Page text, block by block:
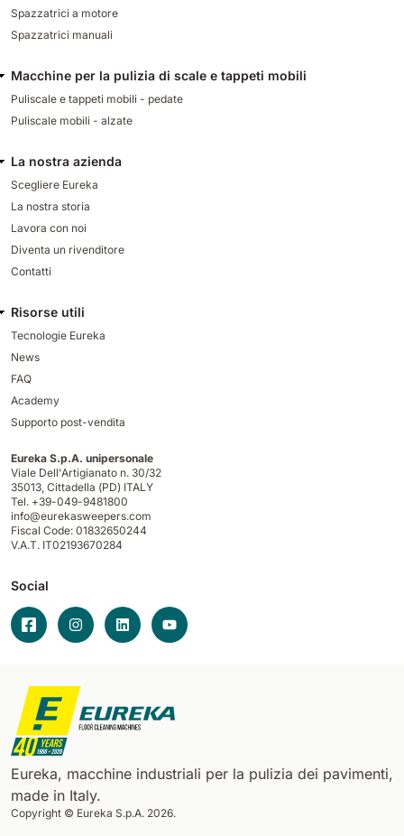
Spazzatrici a motore
Spazzatrici manuali
Macchine per la pulizia di scale e tappeti mobili
Puliscale e tappeti mobili - pedate
Puliscale mobili - alzate
La nostra azienda
Scegliere Eureka
La nostra storia
Lavora con noi
Diventa un rivenditore
Contatti
Risorse utili
Tecnologie Eureka
News
FAQ
Academy
Supporto post-vendita
Eureka S.p.A. unipersonale
Viale Dell'Artigianato n. 30/32
35013, Cittadella (PD) ITALY
Tel. +39-049-9481800
info@eurekasweepers.com
Fiscal Code: 01832650244
V.A.T. IT02193670284
Social
Eureka, macchine industriali per la pulizia dei pavimenti,
made in Italy.
Copyright © Eureka S.p.A. 2026.